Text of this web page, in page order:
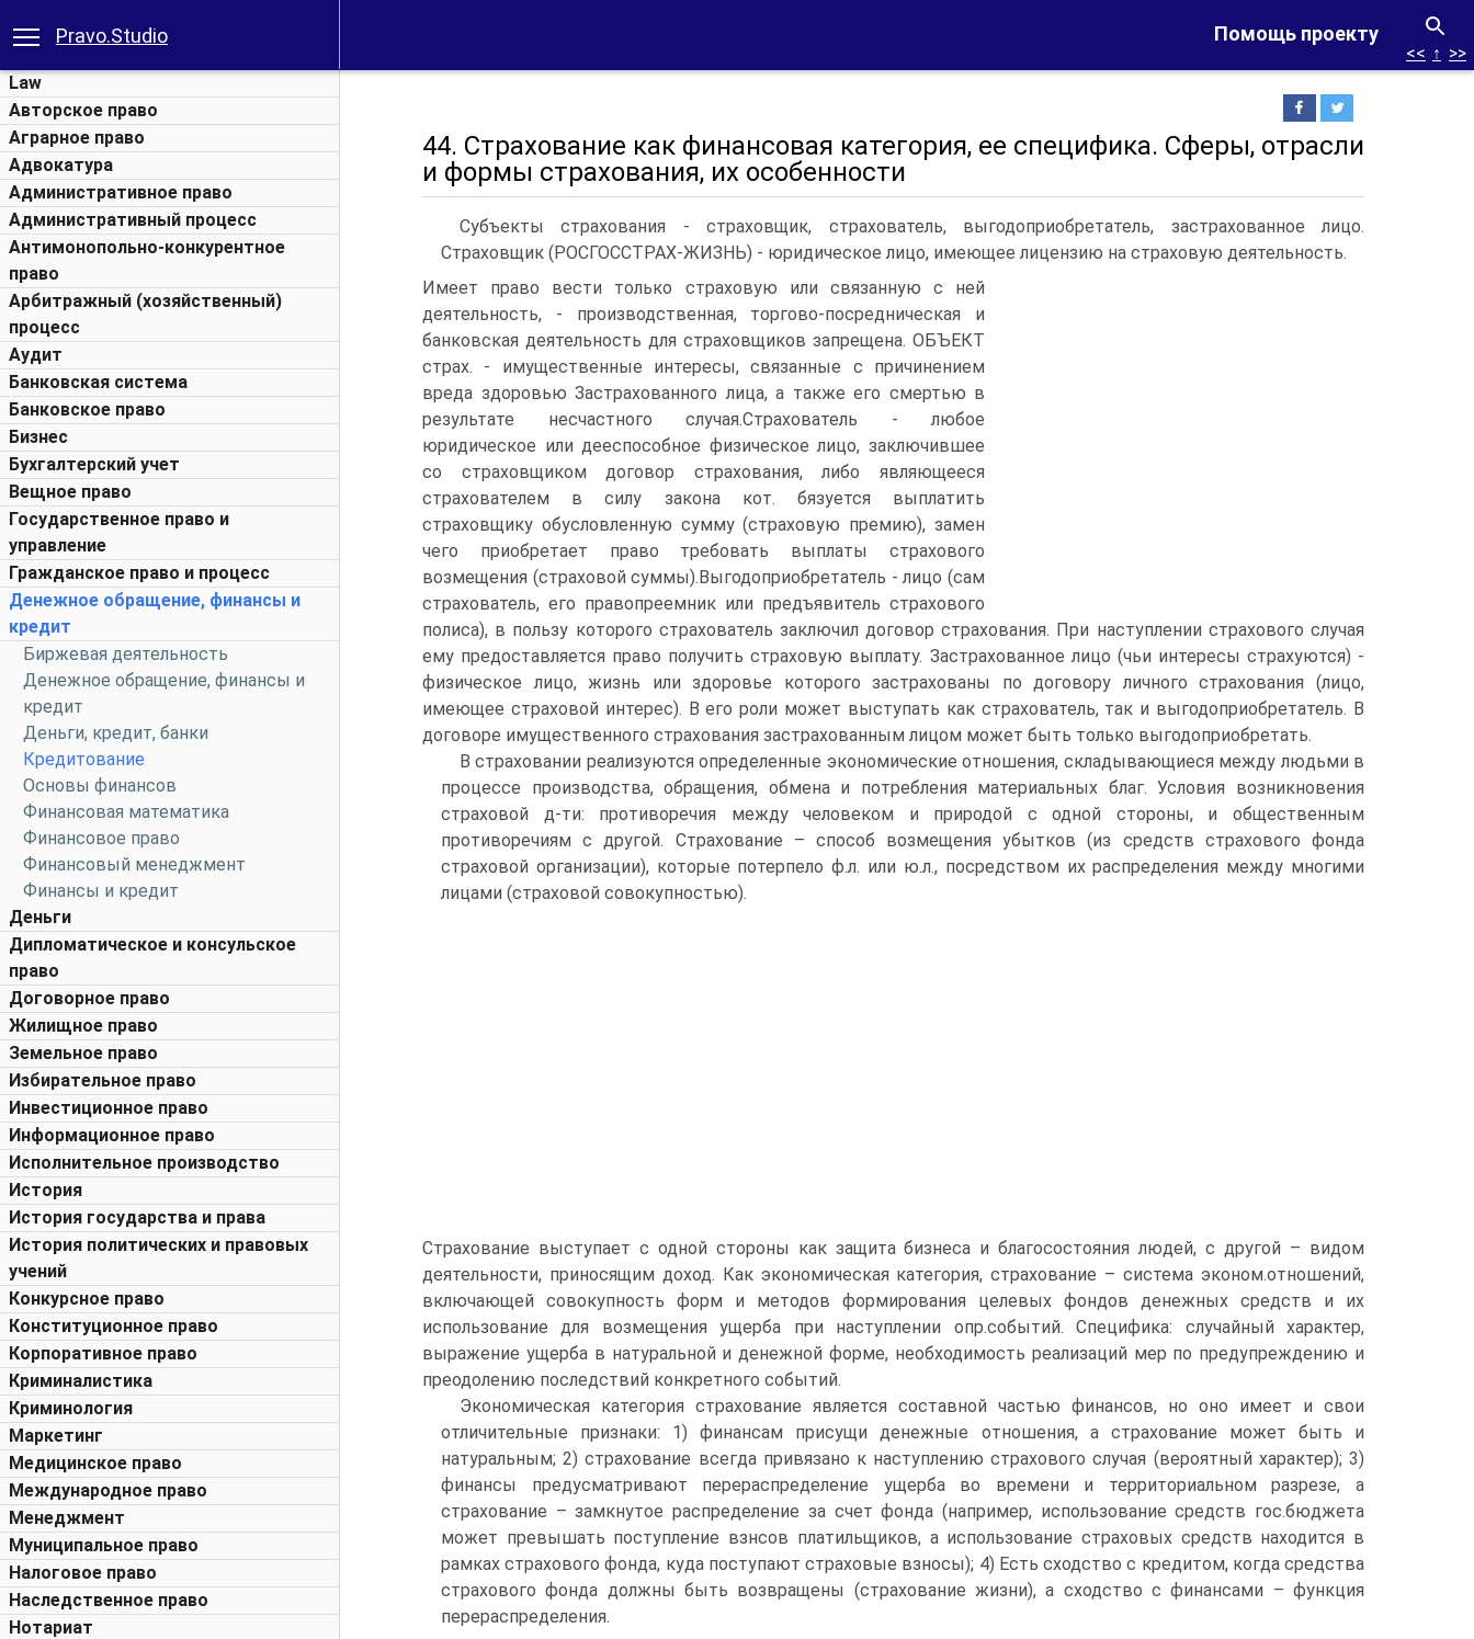
Помощь проекту
Pravo.Studio
Law
Авторское право
Аграрное право
Адвокатура
Административное право
Административный процесс
Антимонопольно-конкурентное
право
Арбитражный (хозяйственный)
процесс
Аудит
Банковская система
Банковское право
Бизнес
Бухгалтерский учет
Вещное право
Государственное право и
управление
Гражданское право и процесс
Денежное обращение, финансы и
кредит
Биржевая деятельность
Денежное обращение, финансы и
кредит
Деньги, кредит, банки
Кредитование
Основы финансов
Финансовая математика
Финансовое право
Финансовый менеджмент
Финансы и кредит
Деньги
Дипломатическое и консульское
право
Договорное право
Жилищное право
Земельное право
Избирательное право
Инвестиционное право
Информационное право
Исполнительное производство
История
История государства и права
История политических и правовых
учений
Конкурсное право
Конституционное право
Корпоративное право
Криминалистика
Криминология
Маркетинг
Медицинское право
Международное право
Менеджмент
Муниципальное право
Налоговое право
Наследственное право
Нотариат
<< ↑ >>
44. Страхование как финансовая категория, ее специфика. Сферы, отрасли
и формы страхования, их особенности
Субъекты страхования - страховщик, страхователь, выгодоприобретатель, застрахованное лицо.
Страховщик (РОСГОССТРАХ-ЖИЗНЬ) - юридическое лицо, имеющее лицензию на страховую деятельность.
Имеет право вести только страховую или связанную с ней
деятельность, - производственная, торгово-посредническая и
банковская деятельность для страховщиков запрещена. ОБЪЕКТ
страх. - имущественные интересы, связанные с причинением
вреда здоровью Застрахованного лица, а также его смертью в
результате несчастного случая.Страхователь - любое
юридическое или дееспособное физическое лицо, заключившее
со страховщиком договор страхования, либо являющееся
страхователем в силу закона кот. бязуется выплатить
страховщику обусловленную сумму (страховую премию), замен
чего приобретает право требовать выплаты страхового
возмещения (страховой суммы).Выгодоприобретатель - лицо (сам
страхователь, его правопреемник или предъявитель страхового
полиса), в пользу которого страхователь заключил договор страхования. При наступлении страхового случая
ему предоставляется право получить страховую выплату. Застрахованное лицо (чьи интересы страхуются) -
физическое лицо, жизнь или здоровье которого застрахованы по договору личного страхования (лицо,
имеющее страховой интерес). В его роли может выступать как страхователь, так и выгодоприобретатель. В
договоре имущественного страхования застрахованным лицом может быть только выгодоприобретать.
В страховании реализуются определенные экономические отношения, складывающиеся между людьми в
процессе производства, обращения, обмена и потребления материальных благ. Условия возникновения
страховой д-ти: противоречия между человеком и природой с одной стороны, и общественным
противоречиям с другой. Страхование – способ возмещения убытков (из средств страхового фонда
страховой организации), которые потерпело ф.л. или ю.л., посредством их распределения между многими
лицами (страховой совокупностью).
Страхование выступает с одной стороны как защита бизнеса и благосостояния людей, с другой – видом
деятельности, приносящим доход. Как экономическая категория, страхование – система эконом.отношений,
включающей совокупность форм и методов формирования целевых фондов денежных средств и их
использование для возмещения ущерба при наступлении опр.событий. Специфика: случайный характер,
выражение ущерба в натуральной и денежной форме, необходимость реализаций мер по предупреждению и
преодолению последствий конкретного событий.
Экономическая категория страхование является составной частью финансов, но оно имеет и свои
отличительные признаки: 1) финансам присущи денежные отношения, а страхование может быть и
натуральным; 2) страхование всегда привязано к наступлению страхового случая (вероятный характер); 3)
финансы предусматривают перераспределение ущерба во времени и территориальном разрезе, а
страхование – замкнутое распределение за счет фонда (например, использование средств гос.бюджета
может превышать поступление взнсов платильщиков, а использование страховых средств находится в
рамках страхового фонда, куда поступают страховые взносы); 4) Есть сходство с кредитом, когда средства
страхового фонда должны быть возвращены (страхование жизни), а сходство с финансами – функция
перераспределения.